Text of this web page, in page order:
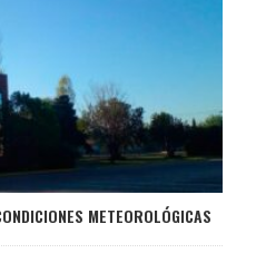
METEOROLÓGICAS